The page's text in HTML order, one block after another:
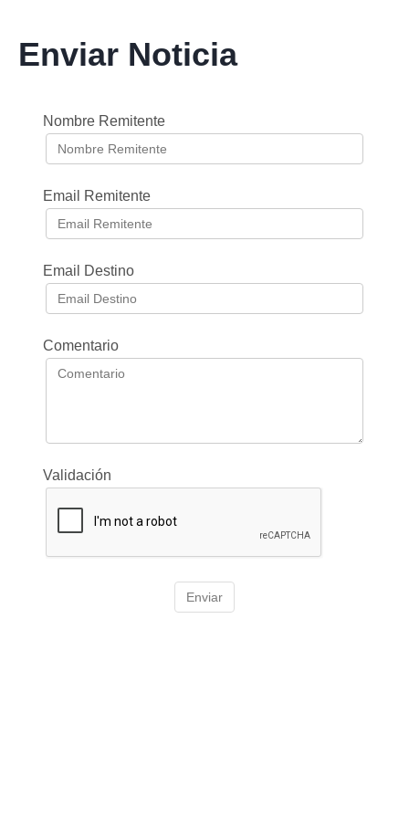
Enviar Noticia
Nombre Remitente
Email Remitente
Email Destino
Comentario
Validación